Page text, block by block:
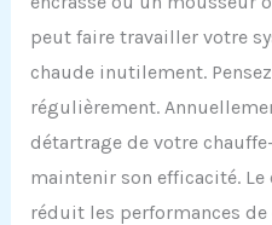
peut faire travailler votre
chaude inutilement.
régulièrement.
détartrage de votre
maintenir son efficacité. Le
réduit les performances